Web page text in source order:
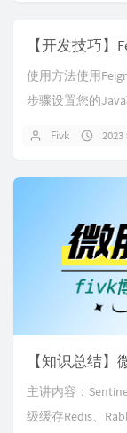
使用方法使用
步骤设置您的
Fivk
【知识总结】
主讲内容：
级缓存Redis、